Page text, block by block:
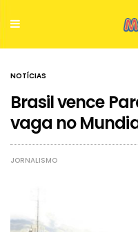
NOTÍCIAS
Brasil vence
vaga no
JORNALISMO